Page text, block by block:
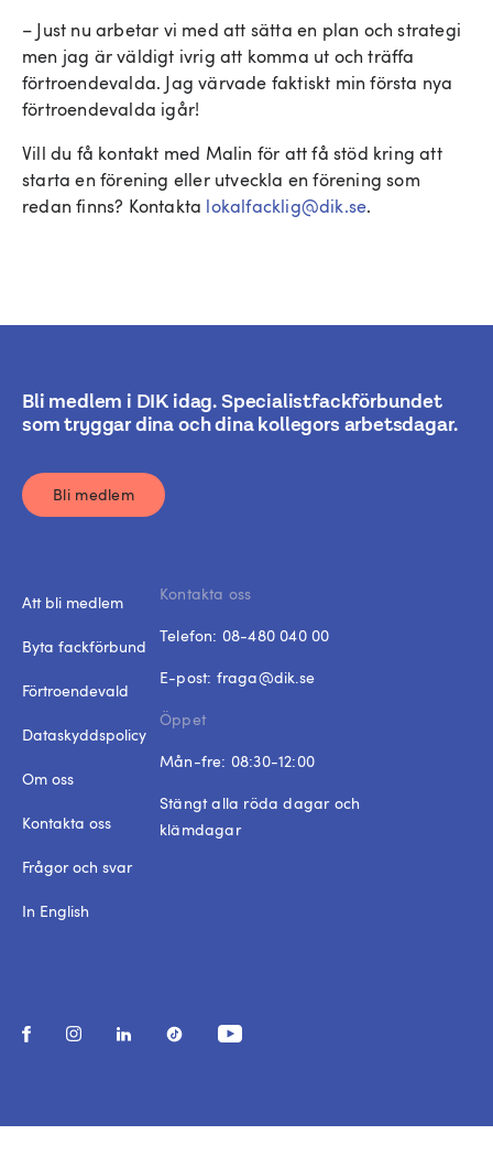
– Just nu arbetar vi med att sätta en plan och strategi
men jag är väldigt ivrig att komma ut och träffa
förtroendevalda. Jag värvade faktiskt min första nya
förtroendevalda igår!
Vill du få kontakt med Malin för att få stöd kring att
starta en förening eller utveckla en förening som
redan finns? Kontakta lokalfacklig@dik.se.
Bli medlem i DIK idag. Specialistfackförbundet
som tryggar dina och dina kollegors arbetsdagar.
Bli medlem
Att bli medlem
Byta fackförbund
Förtroendevald
Dataskyddspolicy
Om oss
Kontakta oss
Frågor och svar
In English
Kontakta oss
Telefon: 08-480 040 00
E-post: fraga@dik.se
Öppet
Mån-fre: 08:30-12:00
Stängt alla röda dagar och
klämdagar